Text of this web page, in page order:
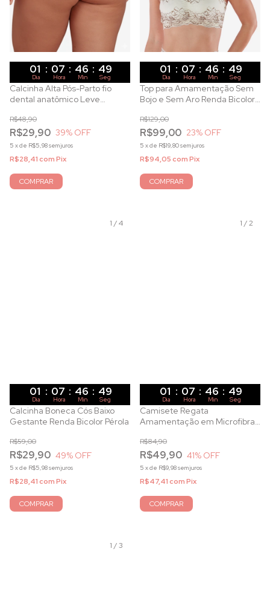
01 : 07 : 46 : 47
Dia Hora Min Seg
Calcinha Alta Pós-Parto fio
dental anatômico Leve
Preto
R$29,90
R$48,90
39% OFF
5 xde R$5,98sem juros
R$28,41comPix
COMPRAR
01 : 07 : 46 : 47
Dia Hora Min Seg
Top para Amamentação Sem
Bojo e Sem Aro Renda Bicolor
R$99,00
R$129,00
23% OFF
5 xde R$19,80sem juros
R$94,05comPix
COMPRAR
1 /4
01 : 07 : 46 : 47
Dia Hora Min Seg
Calcinha Boneca Cós Baixo
Gestante Renda Bicolor Pérola
R$29,90
R$59,00
49% OFF
5 xde R$5,98sem juros
R$28,41comPix
COMPRAR
1 /2
01 : 07 : 46 : 47
Dia Hora Min Seg
Camisete Regata
Amamentação em Microfibra
R$49,90
R$84,90
41% OFF
5 xde R$9,98sem juros
R$47,41comPix
COMPRAR
1 /3